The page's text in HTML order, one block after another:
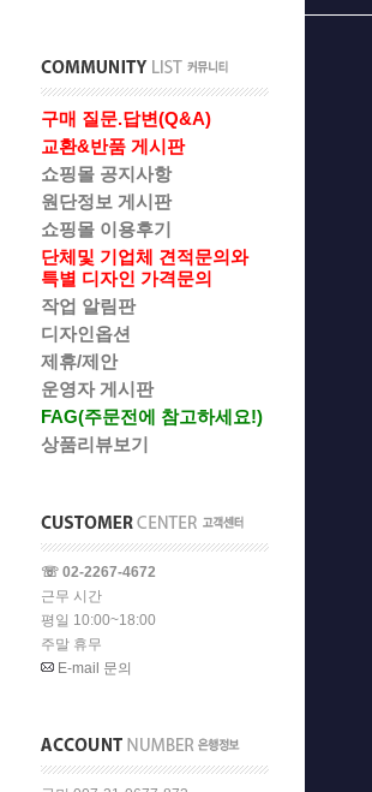
구매 질문.답변(Q&A)
교환&반품 게시판
쇼핑몰 공지사항
원단정보 게시판
쇼핑몰 이용후기
단체및 기업체 견적문의와
특별 디자인 가격문의
작업 알림판
디자인옵션
제휴/제안
운영자 게시판
FAG(주문전에 참고하세요!)
상품리뷰보기
☏ 02-2267-4672
근무 시간
평일 10:00~18:00
주말 휴무
E-mail 문의